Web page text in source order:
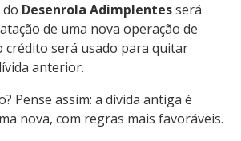
Desenrola Adimplentesserá
de uma nova operação de
crédito será usado para quitar
anterior.
Pense assim: a dívida antiga é
nova, com regras mais favoráveis.